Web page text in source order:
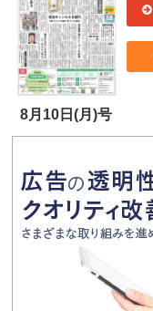
8月10日(月)号